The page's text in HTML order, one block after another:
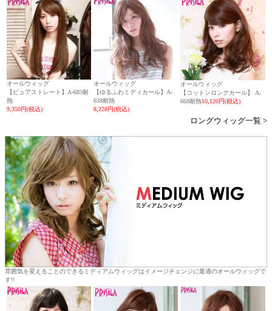
オールウィッグ
【ピュアストレート】A-683耐
熱
9,350円(税込)
オールウィッグ
【ゆるふわミディカール】A-
638耐熱
8,228円(税込)
オールウィッグ
【コットンロングカール】 A-
668耐熱10,120円(税込)
ロングウィッグ一覧 >
雰囲気を変えることのできるミディアムウィッグはイメージチェンジに最適のオールウィッグで
す!!